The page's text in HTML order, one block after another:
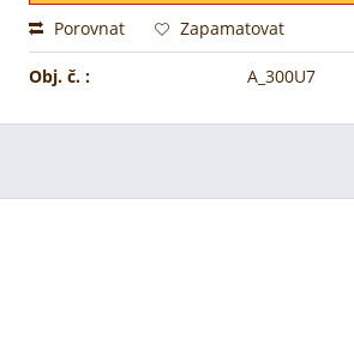
Porovnat
Zapamatovat
Obj. č. : A_300U7